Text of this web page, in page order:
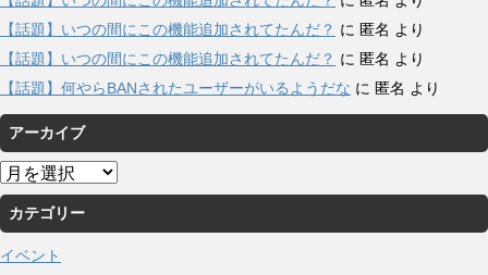
【話題】いつの間にこの機能追加されてたんだ？ に 匿名 より
【話題】いつの間にこの機能追加されてたんだ？ に 匿名 より
【話題】何やらBANされたユーザーがいるようだな に 匿名 より
アーカイブ
ア
ー
カ
イ
ブ
カテゴリー
イベント